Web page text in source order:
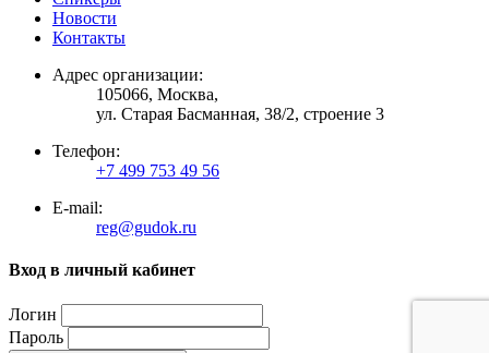
Новости
Контакты
Адрес организации:
105066, Москва,
ул. Старая Басманная, 38/2, строение 3
Телефон:
+7 499 753 49 56
E-mail:
reg@gudok.ru
Вход в личный кабинет
Логин
Пароль